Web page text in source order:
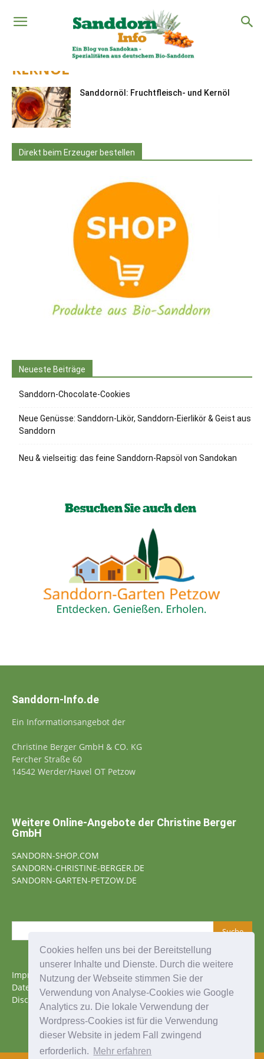
Cookies helfen uns bei der Bereitstellung
unserer Inhalte und Dienste. Durch die weitere
Nutzung der Webseite stimmen Sie der
Verwendung von Analyse-Cookies wie Google
Analytics zu. Die lokale Verwendung der
Wordpress-Cookies ist für die Verwendung
dieser Website in jedem Fall zwingend
erforderlich. Mehr erfahren
Sanddornöl Kernöl
KERNÖL
Sanddornöl: Fruchtfleisch- und Kernöl
Direkt beim Erzeuger bestellen
Neueste Beiträge
Sanddorn-Chocolate-Cookies
Neue Genüsse: Sanddorn-Likör, Sanddorn-Eierlikör & Geist aus
Sanddorn
Neu & vielseitig: das feine Sanddorn-Rapsöl von Sandokan
Sanddorn-Info.de
Ein Informationsangebot der
Christine Berger GmbH & CO. KG
Fercher Straße 60
14542 Werder/Havel OT Petzow
Weitere Online-Angebote der Christine Berger
GmbH
SANDORN-SHOP.COM
SANDORN-CHRISTINE-BERGER.DE
SANDORN-GARTEN-PETZOW.DE
Impressum
Datenschutz
Disclaimer